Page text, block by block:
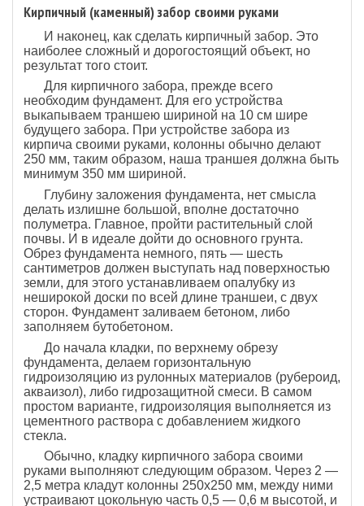
Кирпичный (каменный) забор своими руками
И наконец, как сделать кирпичный забор. Это
наиболее сложный и дорогостоящий объект, но
результат того стоит.
Для кирпичного забора, прежде всего
необходим фундамент. Для его устройства
выкапываем траншею шириной на 10 см шире
будущего забора. При устройстве забора из
кирпича своими руками, колонны обычно делают
250 мм, таким образом, наша траншея должна быть
минимум 350 мм шириной.
Глубину заложения фундамента, нет смысла
делать излишне большой, вполне достаточно
полуметра. Главное, пройти растительный слой
почвы. И в идеале дойти до основного грунта.
Обрез фундамента немного, пять — шесть
сантиметров должен выступать над поверхностью
земли, для этого устанавливаем опалубку из
неширокой доски по всей длине траншеи, с двух
сторон. Фундамент заливаем бетоном, либо
заполняем бутобетоном.
До начала кладки, по верхнему обрезу
фундамента, делаем горизонтальную
гидроизоляцию из рулонных материалов (рубероид,
акваизол), либо гидрозащитной смеси. В самом
простом варианте, гидроизоляция выполняется из
цементного раствора с добавлением жидкого
стекла.
Обычно, кладку кирпичного забора своими
руками выполняют следующим образом. Через 2 —
2,5 метра кладут колонны 250х250 мм, между ними
устраивают цокольную часть 0,5 — 0,6 м высотой, и